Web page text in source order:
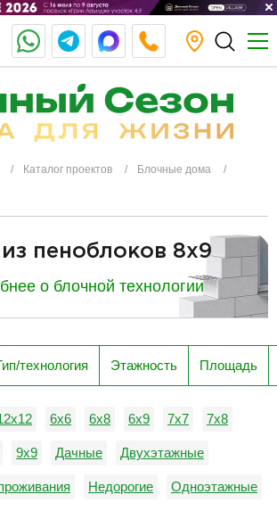
Каталог проектов Блочные дома
пеноблоков 8x9
о блочной технологии
технология Этажность Площадь
6х6 6х8 6х9 7х7 7х8
9х9 Дачные Двухэтажные
Недорогие Одноэтажные